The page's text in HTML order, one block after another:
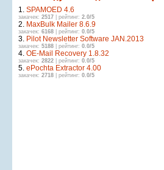
1. SPAMOED 4.6
закачек: 2517 | рейтинг: 2.0/5
2. MaxBulk Mailer 8.6.9
закачек: 6168 | рейтинг: 0.0/5
3. Pilot Newsletter Software JAN.2013
закачек: 5188 | рейтинг: 0.0/5
4. OE-Mail Recovery 1.8.32
закачек: 2822 | рейтинг: 0.0/5
5. ePochta Extractor 4.00
закачек: 2718 | рейтинг: 0.0/5